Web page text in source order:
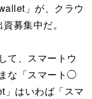
」が、クラウ
募集中だ。
て、スマートウ
な「スマート◯
はいわば「スマ